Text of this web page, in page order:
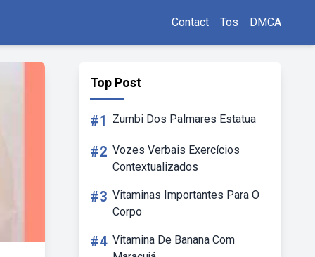
Contact Tos DMCA
Top Post
#1 Zumbi Dos Palmares Estatua
#2 Vozes Verbais Exercícios
Contextualizados
#3 Vitaminas Importantes Para O
Corpo
#4 Vitamina De Banana Com